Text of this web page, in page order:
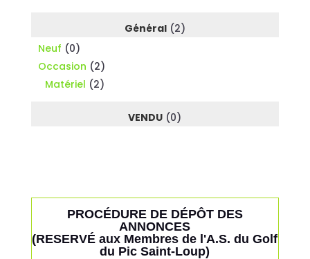
Général(2)
Neuf (0)
Occasion (2)
Matériel (2)
VENDU (0)
PROCÉDURE DE DÉPÔT DES
ANNONCES
(RESERVÉ aux Membres de l'A.S. du Golf
du Pic Saint-Loup)